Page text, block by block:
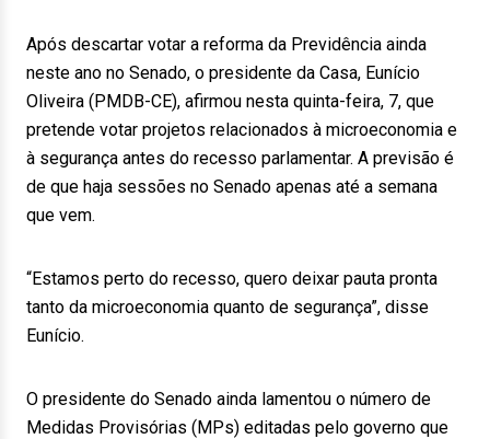
Após descartar votar a reforma da Previdência ainda
neste ano no Senado, o presidente da Casa, Eunício
Oliveira (PMDB-CE), afirmou nesta quinta-feira, 7, que
pretende votar projetos relacionados à microeconomia e
à segurança antes do recesso parlamentar. A previsão é
de que haja sessões no Senado apenas até a semana
que vem.
“Estamos perto do recesso, quero deixar pauta pronta
tanto da microeconomia quanto de segurança”, disse
Eunício.
O presidente do Senado ainda lamentou o número de
Medidas Provisórias (MPs) editadas pelo governo que